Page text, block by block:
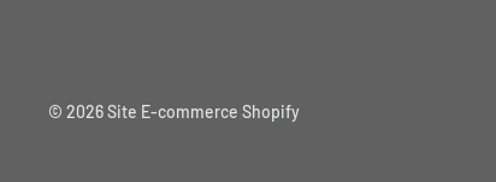
© 2026Site E-commerce Shopify